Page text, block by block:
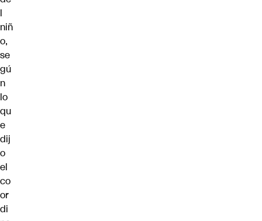
l
niñ
o,
se
gú
n
lo
qu
e
dij
o
el
co
or
di